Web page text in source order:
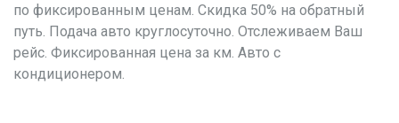
по фиксированным ценам. Скидка 50% на обратный
путь. Подача авто круглосуточно. Отслеживаем Ваш
рейс. Фиксированная цена за км. Авто с
кондиционером.